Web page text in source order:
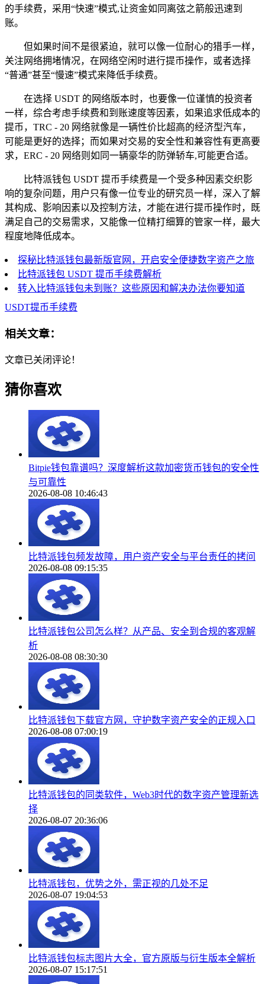
的手续费，采用“快速”模式,让资金如同离弦之箭般迅速到
账。
但如果时间不是很紧迫，就可以像一位耐心的猎手一样，
关注网络拥堵情况，在网络空闲时进行提币操作，或者选择
“普通”甚至“慢速”模式来降低手续费。
在选择 USDT 的网络版本时，也要像一位谨慎的投资者
一样，综合考虑手续费和到账速度等因素，如果追求低成本的
提币，TRC - 20 网络就像是一辆性价比超高的经济型汽车，
可能是更好的选择；而如果对交易的安全性和兼容性有更高要
求，ERC - 20 网络则如同一辆豪华的防弹轿车,可能更合适。
比特派钱包 USDT 提币手续费是一个受多种因素交织影
响的复杂问题，用户只有像一位专业的研究员一样，深入了解
其构成、影响因素以及控制方法，才能在进行提币操作时，既
满足自己的交易需求，又能像一位精打细算的管家一样，最大
程度地降低成本。
探秘比特派钱包最新版官网，开启安全便捷数字资产之旅
比特派钱包 USDT 提币手续费解析
转入比特派钱包未到账？这些原因和解决办法你要知道
USDT提币手续费
相关文章：
文章已关闭评论！
猜你喜欢
Bitpie钱包靠谱吗？深度解析这款加密货币钱包的安全性
与可靠性
2026-08-08 10:46:43
比特派钱包频发故障，用户资产安全与平台责任的拷问
2026-08-08 09:15:35
比特派钱包公司怎么样？从产品、安全到合规的客观解
析
2026-08-08 08:30:30
比特派钱包下载官方网，守护数字资产安全的正规入口
2026-08-08 07:00:19
比特派钱包的同类软件，Web3时代的数字资产管理新选
择
2026-08-07 20:36:06
比特派钱包，优势之外，需正视的几处不足
2026-08-07 19:04:53
比特派钱包标志图片大全，官方原版与衍生版本全解析
2026-08-07 15:17:51